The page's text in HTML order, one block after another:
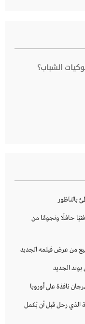
الشباب؟
بالناظور
برنامجًا فنيًا حافلًا ونجومًا من
من عرض فيلمه الجديد
الجديد
الذي رحل قبل أن يُكمل